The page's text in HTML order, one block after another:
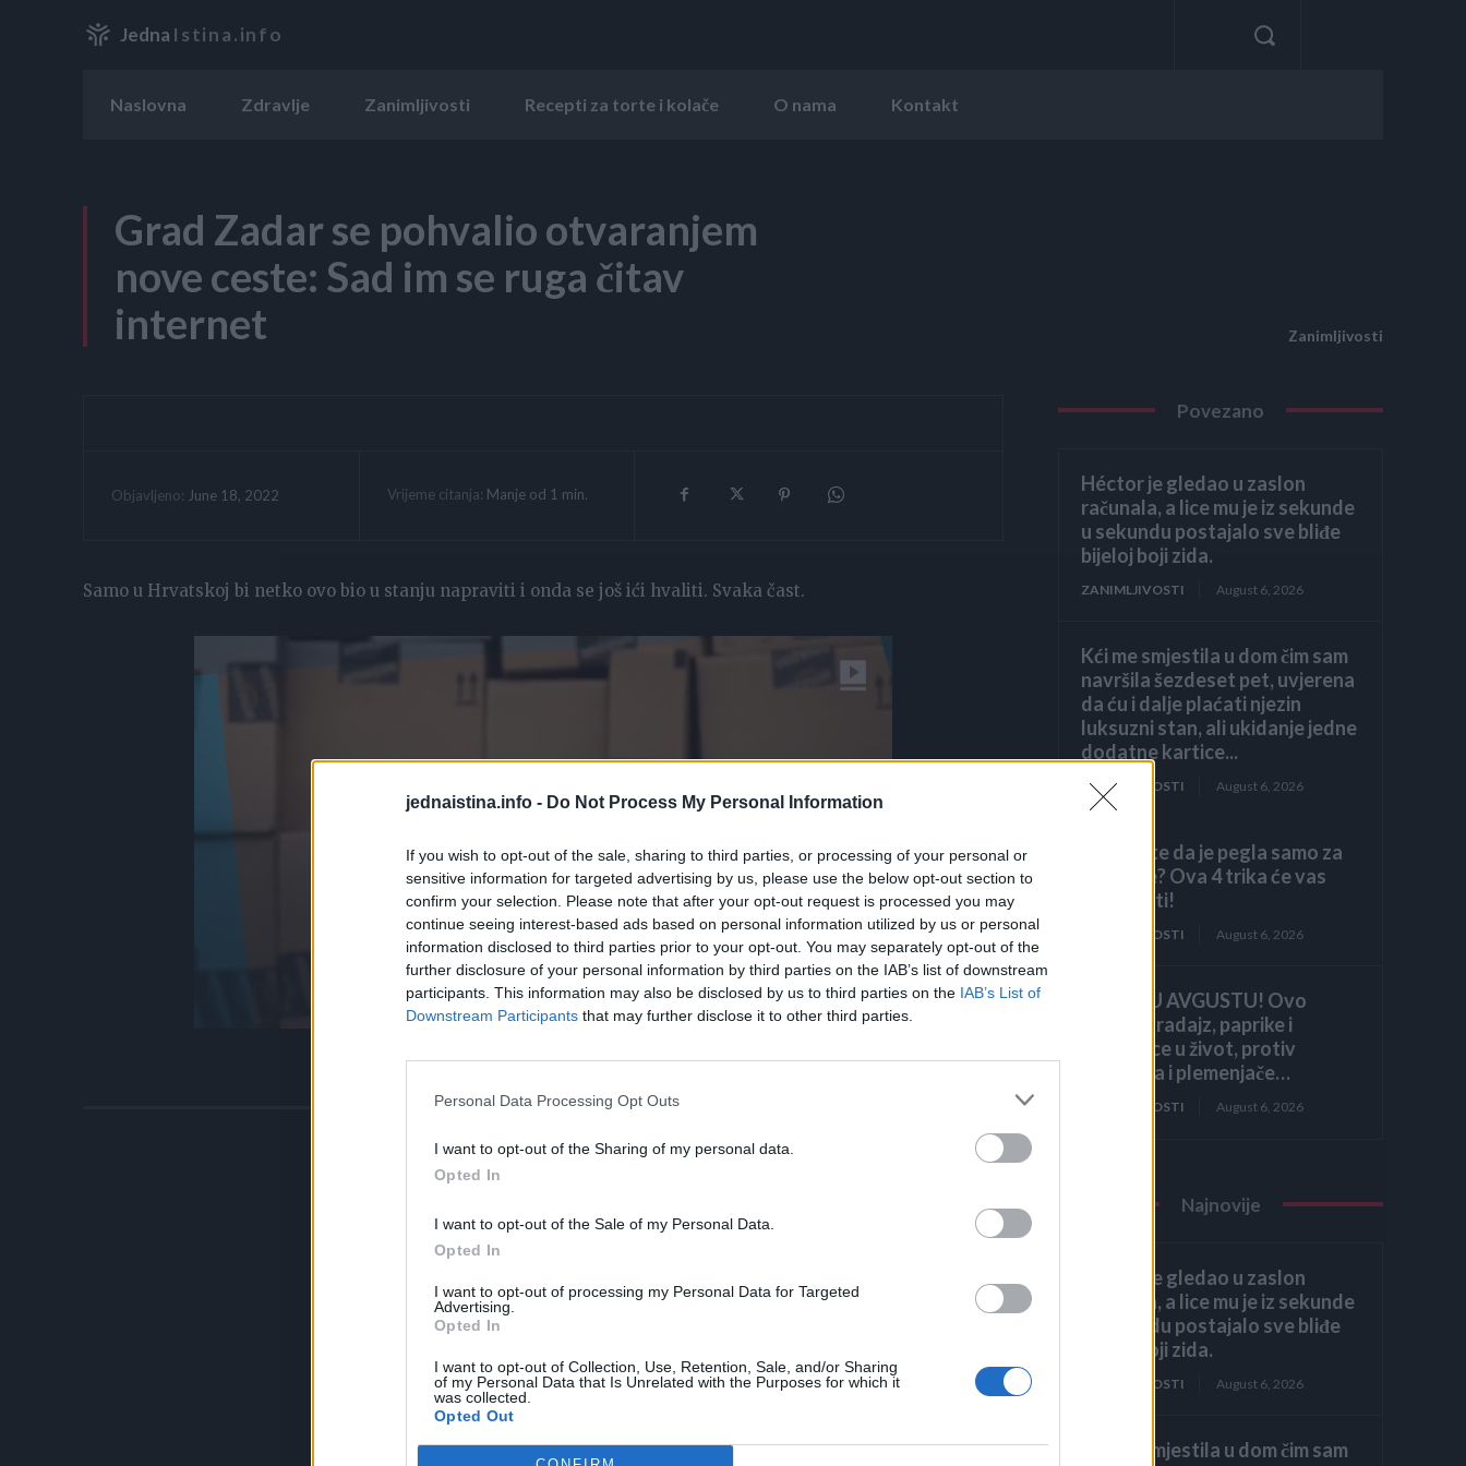
jednaistina.info - Do Not Process My Personal Information
If you wish to opt-out of the sale, sharing to third parties, or processing of your personal or
sensitive information for targeted advertising by us, please use the below opt-out section to
confirm your selection. Please note that after your opt-out request is processed you may
continue seeing interest-based ads based on personal information utilized by us or personal
information disclosed to third parties prior to your opt-out. You may separately opt-out of the
further disclosure of your personal information by third parties on the IAB’s list of downstream
participants. This information may also be disclosed by us to third parties on the IAB’s List of
Downstream Participants that may further disclose it to other third parties.
Personal Data Processing Opt Outs
I want to opt-out of the Sharing of my personal data.
Opted In
I want to opt-out of the Sale of my Personal Data.
Opted In
I want to opt-out of processing my Personal Data for Targeted
Advertising.
Opted In
I want to opt-out of Collection, Use, Retention, Sale, and/or Sharing
of my Personal Data that Is Unrelated with the Purposes for which it
was collected.
Opted Out
Jedna Istina.info
Naslovna Zdravlje Zanimljivosti Recepti za torte i kolače O nama Kontakt
Grad Zadar se pohvalio otvaranjem
nove ceste: Sad im se ruga čitav
internet
Zanimljivosti
Objavljeno: June 18, 2022 Vrijeme citanja: Manje od 1 min.
Samo u Hrvatskoj bi netko ovo bio u stanju napraviti i onda se još ići hvaliti. Svaka čast.
Povezano
Héctor je gledao u zaslon
računala, a lice mu je iz sekunde
u sekundu postajalo sve bliđe
bijeloj boji zida.
ZANIMLJIVOSTI August 6, 2026
Kći me smjestila u dom čim sam
navršila šezdeset pet, uvjerena
da ću i dalje plaćati njezin
luksuzni stan, ali ukidanje jedne
dodatne kartice...
ZANIMLJIVOSTI August 6, 2026
Mislite da je pegla samo za
peglanje? Ova 4 trika će vas
iznenaditi!
ZANIMLJIVOSTI August 6, 2026
HITNO U AVGUSTU! Ovo
vraća paradajz, paprike i
krastavce u život, protiv
štetočina i plemenjače…
ZANIMLJIVOSTI August 6, 2026
Najnovije
Héctor je gledao u zaslon
računala, a lice mu je iz sekunde
u sekundu postajalo sve bliđe
bijeloj boji zida.
ZANIMLJIVOSTI August 6, 2026
Kći me smjestila u dom čim sam